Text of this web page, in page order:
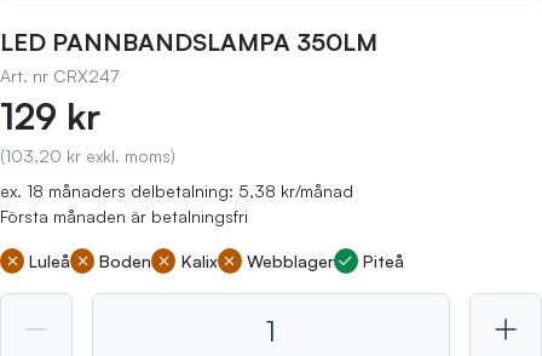
LED PANNBANDSLAMPA 350LM
Art. nr CRX247
129 kr
(103,20 kr exkl. moms)
ex. 18 månaders delbetalning: 5,38 kr/månad
Första månaden är betalningsfri
Luleå Boden Kalix Webblager Piteå